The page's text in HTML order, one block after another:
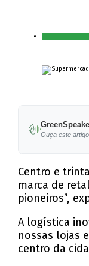
Ouça este
Centro e
marca de
pioneiros”,
A logística
nossas lojas
centro da